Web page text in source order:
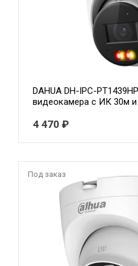
DAHUA DH-IPC-
видеокамера с ИК 30м и
микрофон+динамик
4 470 ₽
Под заказ